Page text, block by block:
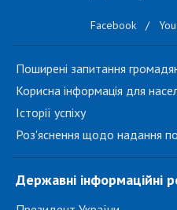
Facebook /
Поширені запитання
Корисна інформація для
Історії успіху
Роз'яснення щодо надання
Державні інформаційні